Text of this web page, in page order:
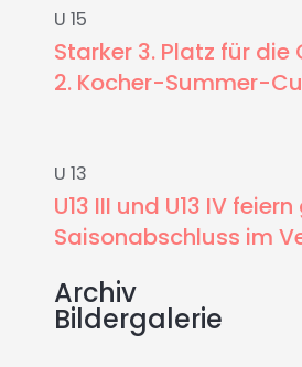
U 15
Starker 3. Platz für
2. Kocher-Summer-
U 13
U13 III und U13 IV
Saisonabschluss im
Archiv
Bildergalerie